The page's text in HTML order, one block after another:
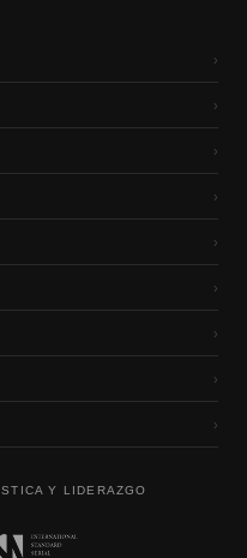
›
›
›
›
›
›
›
›
›
Y LIDERAZGO